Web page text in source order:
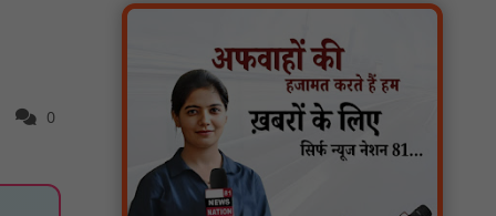
0
सरस्वती साइकिल योजना के तहत 18 छात्राओं को
साइकिल वितरण, 'एक पेड़ माँ के नाम' अभियान में
हुआ वृक्षारोपण : NN81
रेजिडेंट डॉक्टरों का शांतिपूर्ण आंदोलन जारी, सभी
रेजिडेंट्स का लंबित वेतन जारी होने तक संघर्ष रहेगा :
NN81
टिमरनी नगर व आसपास के ग्रामीण क्षेत्रों के स्कूल
वाहन चालकों ने तहसीलदार को सौंपा ज्ञापन, आज